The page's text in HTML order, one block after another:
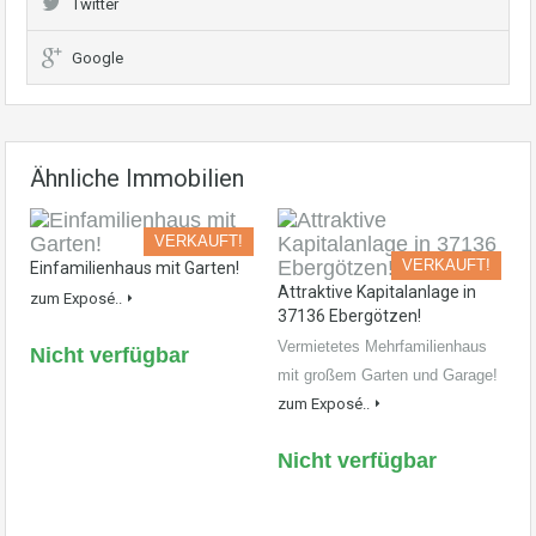
Twitter
Google
Ähnliche Immobilien
VERKAUFT!
Einfamilienhaus mit Garten!
zum Exposé..
Nicht verfügbar
VERKAUFT!
Attraktive Kapitalanlage in
37136 Ebergötzen!
Vermietetes Mehrfamilienhaus
mit großem Garten und Garage!
zum Exposé..
Nicht verfügbar